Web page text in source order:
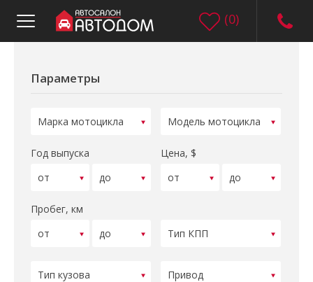
(0)
Параметры
Год выпуска Цена, $
Пробег, км